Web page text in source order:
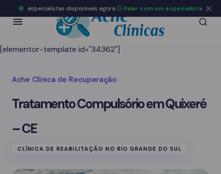
[elementor-template id="34362"]
Ache Clínica de Recuperação
Tratamento Compulsório em Quixeré
– CE
CLÍNICA DE REABILITAÇÃO NO RIO GRANDE DO SUL
especialistas disponíveis agora Falar com um especialista